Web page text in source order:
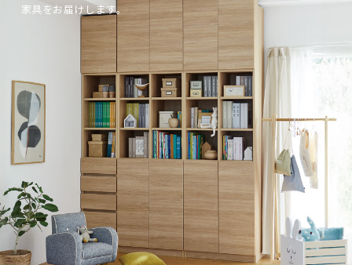
家具をお届けします。
家具をお届けします。
家具をお届けします。